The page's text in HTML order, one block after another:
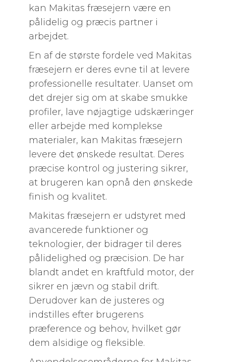
kan Makitas fræsejern være en
pålidelig og præcis partner i
arbejdet.
En af de største fordele ved Makitas
fræsejern er deres evne til at levere
professionelle resultater. Uanset om
det drejer sig om at skabe smukke
profiler, lave nøjagtige udskæringer
eller arbejde med komplekse
materialer, kan Makitas fræsejern
levere det ønskede resultat. Deres
præcise kontrol og justering sikrer,
at brugeren kan opnå den ønskede
finish og kvalitet.
Makitas fræsejern er udstyret med
avancerede funktioner og
teknologier, der bidrager til deres
pålidelighed og præcision. De har
blandt andet en kraftfuld motor, der
sikrer en jævn og stabil drift.
Derudover kan de justeres og
indstilles efter brugerens
præference og behov, hvilket gør
dem alsidige og fleksible.